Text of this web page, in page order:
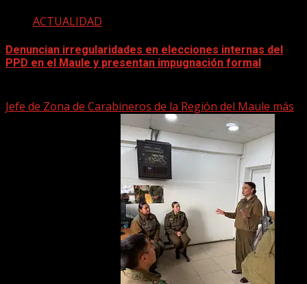
ACTUALIDAD
Denuncian irregularidades en elecciones internas del
PPD en el Maule y presentan impugnación formal
Jefe de Zona de Carabineros de la Región del Maule más